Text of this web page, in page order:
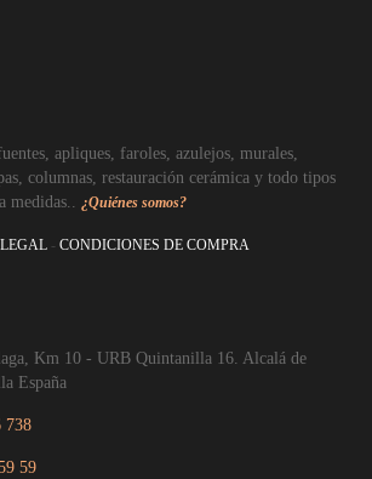
apliques, faroles, azulejos, murales,
columnas, restauración cerámica y todo tipos
medidas.. ¿Quiénes somos?
- CONDICIONES DE COMPRA
Km 10 - URB Quintanilla 16. Alcalá de
España
738
59